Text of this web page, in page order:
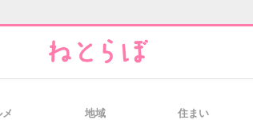
地域 住まい